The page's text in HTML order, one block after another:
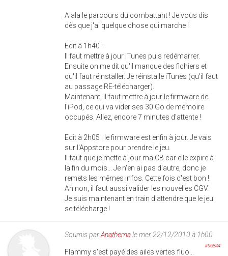
Alala le parcours du combattant ! Je vous dis
dès que j'ai quelque chose qui marche !
Edit à 1h40 :
Il faut mettre à jour iTunes puis redémarrer.
Ensuite on me dit qu'il manque des fichiers et
qu'il faut réinstaller. Je réinstalle iTunes (qu'il faut
au passage RE-télécharger).
Maintenant, il faut mettre à jour le firmware de
l'iPod, ce qui va vider ses 30 Go de mémoire
occupés. Allez, encore 7 minutes d'attente !
Edit à 2h05 : le firmware est enfin à jour. Je vais
sur l'Appstore pour prendre le jeu.
Il faut que je mette à jour ma CB car elle expire à
la fin du mois... Je n'en ai pas d'autre, donc je
remets les mêmes infos. Cette fois c'est bon !
Ah non, il faut aussi valider les nouvelles CGV.
Je suis maintenant en train d'attendre que le jeu
se télécharge !
Soumis parAnathemale mer 22/12/2010 à 1h00
#96844
Flammy s'est payé des ailes vertes fluo...